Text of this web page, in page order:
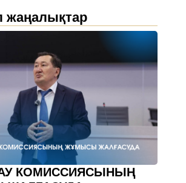
жаңалықтар
КОМИССИЯСЫНЫҢ